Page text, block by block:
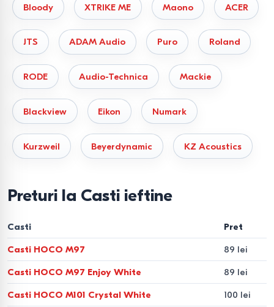
Bloody XTRIKE ME Maono ACER
JTS ADAM Audio Puro Roland
RODE Audio-Technica Mackie
Blackview Eikon Numark
Kurzweil Beyerdynamic KZ Acoustics
Preturi la Casti ieftine
Casti Pret
Casti HOCO M97 89 lei
Casti HOCO M97 Enjoy White 89 lei
Casti HOCO M101 Crystal White 100 lei